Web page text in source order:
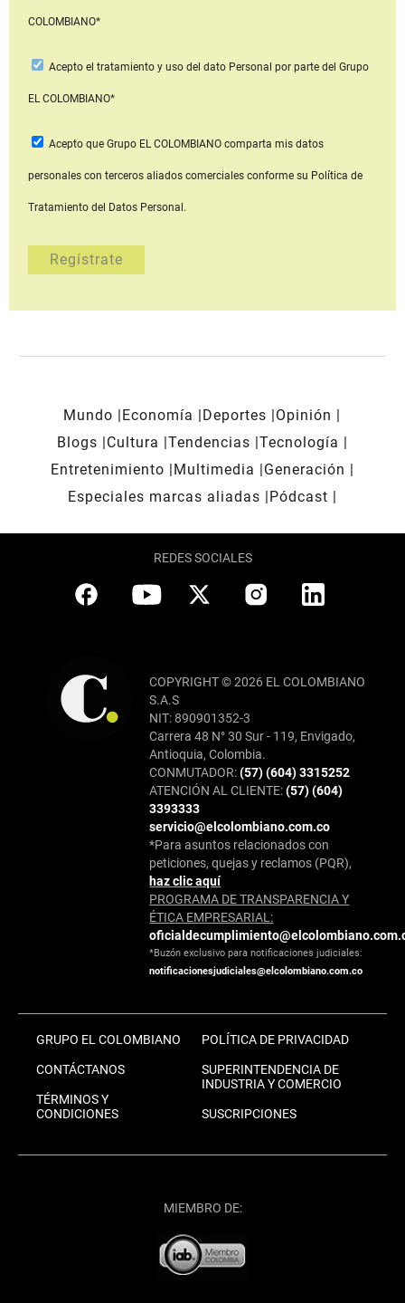
COLOMBIANO*
Acepto el tratamiento y uso del dato Personal por parte del Grupo
EL COLOMBIANO*
Acepto que Grupo EL COLOMBIANOcomparta mis datos
personales con terceros aliados comerciales conforme su Política de
Tratamiento del Datos Personal.
Mundo Economía Deportes
Opinión
Blogs
Cultura Tendencias Tecnología
Entretenimiento
Multimedia
Generación
Especiales marcas aliadas
Pódcast
REDES SOCIALES
COPYRIGHT © 2026 EL COLOMBIANO
S.A.S
NIT: 890901352-3
Carrera 48 N° 30 Sur - 119, Envigado,
Antioquia, Colombia.
CONMUTADOR:(57) (604) 3315252
ATENCIÓN AL CLIENTE:(57) (604)
3393333
servicio@elcolombiano.com.co
*Para asuntos relacionados con
peticiones, quejas y reclamos (PQR),
haz clic aquí
PROGRAMA DE TRANSPARENCIA Y
ÉTICA EMPRESARIAL:
*Buzón exclusivo para notificaciones judiciales:
notificacionesjudiciales@elcolombiano.com.co
GRUPO EL COLOMBIANO
CONTÁCTANOS
TÉRMINOS Y
CONDICIONES
POLÍTICA DE PRIVACIDAD
SUPERINTENDENCIA DE
INDUSTRIA Y COMERCIO
SUSCRIPCIONES
MIEMBRO DE: